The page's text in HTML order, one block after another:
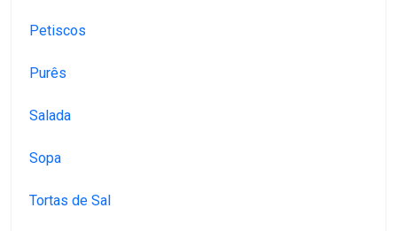
Petiscos
Purês
Salada
Sopa
Tortas de Sal